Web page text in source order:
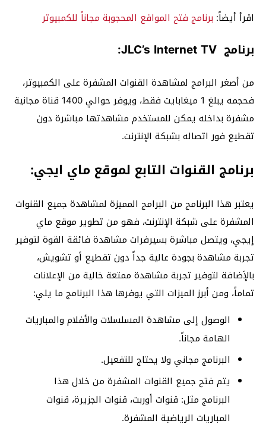
اقرأ أيضاً: برنامج فتح المواقع المحجوبة مجاناً للكمبيوتر
برنامج JLC’s Internet TV:
من أصغر البرامج لمشاهدة القنوات المشفرة على الكمبيوتر،
فحجمه يبلغ 1 ميغابايت فقط، ويوفر حوالي 1400 قناة مجانية
مشفرة بداخله يمكن للمستخدم مشاهدتها مباشرة دون
تقطيع فور اتصاله بشبكة الإنترنت.
برنامج القنوات التابع لموقع ماي ايجي:
يعتبر هذا البرنامج من البرامج المميزة لمشاهدة جميع القنوات
المشفرة على شبكة الإنترنت، فهو من تطوير موقع ماي
إيجي، ويتصل مباشرة بسيرفرات مشاهدة فائقة القوة لتوفير
تجربة مشاهدة بجودة عالية جداً دون تقطيع أو تشويش،
بالإَضافة لتوفير تجربة مشاهدة ممتعة خالية من الإعلانات
تماماً، ومن أبرز الميزات التي يوفرها هذا البرنامج ما يلي:
الوصول إلى مشاهدة المسلسلات والأفلام والمباريات
الهامة مجاناً.
البرنامج مجاني ولا يحتاج للتفعيل.
يتم فتح جميع القنوات المشفرة من خلال هذا
البرنامج مثل: قنوات أوربت، قنوات الجزيرة، قنوات
المباريات الرياضية المشفرة.